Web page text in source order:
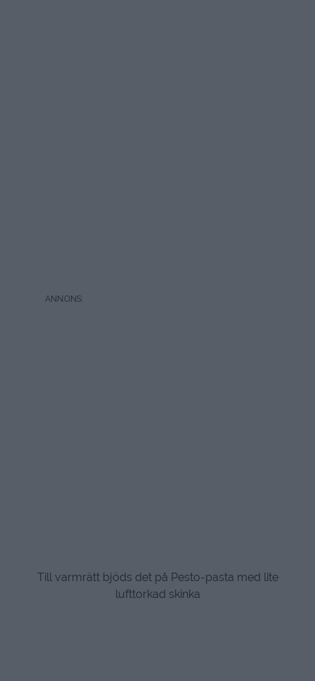
Till varmrätt bjöds det på Pesto-pasta med lite
lufttorkad skinka